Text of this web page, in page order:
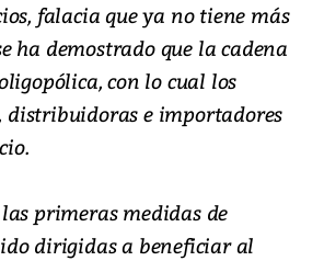
falacia que ya no tiene más
ha demostrado que la cadena
con lo cual los
distribuidoras e importadores
primeras medidas de
dirigidas a beneficiar al